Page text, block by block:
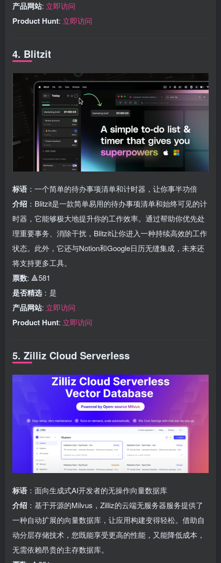
产品网站: 立即访问
Product Hunt: 立即访问
4. Blitzit
标语 ：一个简单的待办事项清单和计时器，让你事半功倍
介绍 ：Blitzit是一款简单易用的待办事项清单和始终可见的计
时器，它能够极大地提升你的工作效率。通过帮助你优先处
理重要事务、消除干扰，Blitzit让你进入一种持续高效的工作
状态。此外，它还与Notion和Google日历无缝集成，未来还
将支持更多工具。
票数: 🔺581
是否精选 ：是
产品网站: 立即访问
Product Hunt: 立即访问
5. Zilliz Cloud Serverless
标语 ：面向生成式AI开发者的无操作向量数据库
介绍 ：基于开源的Milvus，Zilliz的云端无服务器服务提供了
一种自动扩展的向量数据库，让应用构建变得轻松。借助自
动分层存储技术，您既能享受更高的性能，又能降低成本，
无需依赖昂贵的主存数据库。